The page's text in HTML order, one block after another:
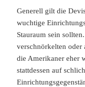
Generell gilt die
wuchtige
Stauraum sein
verschnörkelten
die Amerikaner eher
stattdessen auf